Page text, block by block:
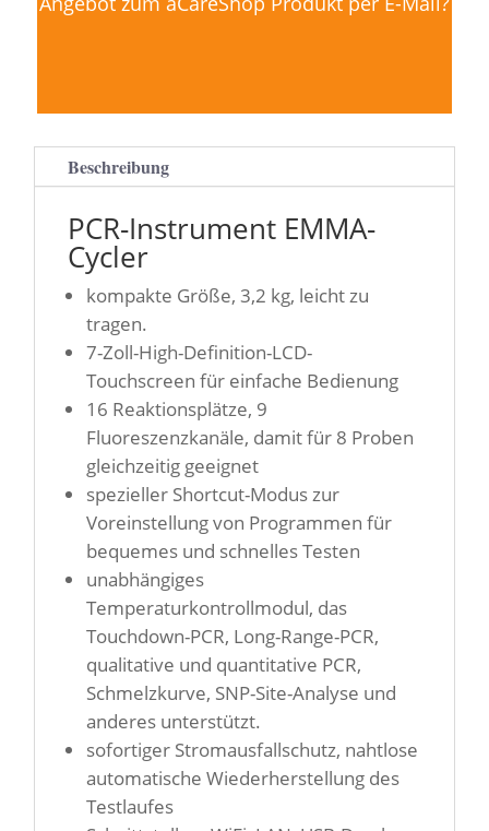
Beschreibung
PCR-Instrument EMMA-
Cycler
kompakte Größe, 3,2 kg, leicht zu
tragen.
7-Zoll-High-Definition-LCD-
Touchscreen für einfache Bedienung
16 Reaktionsplätze, 9
Fluoreszenzkanäle, damit für 8 Proben
gleichzeitig geeignet
spezieller Shortcut-Modus zur
Voreinstellung von Programmen für
bequemes und schnelles Testen
unabhängiges
Temperaturkontrollmodul, das
Touchdown-PCR, Long-Range-PCR,
qualitative und quantitative PCR,
Schmelzkurve, SNP-Site-Analyse und
anderes unterstützt.
sofortiger Stromausfallschutz, nahtlose
automatische Wiederherstellung des
Testlaufes